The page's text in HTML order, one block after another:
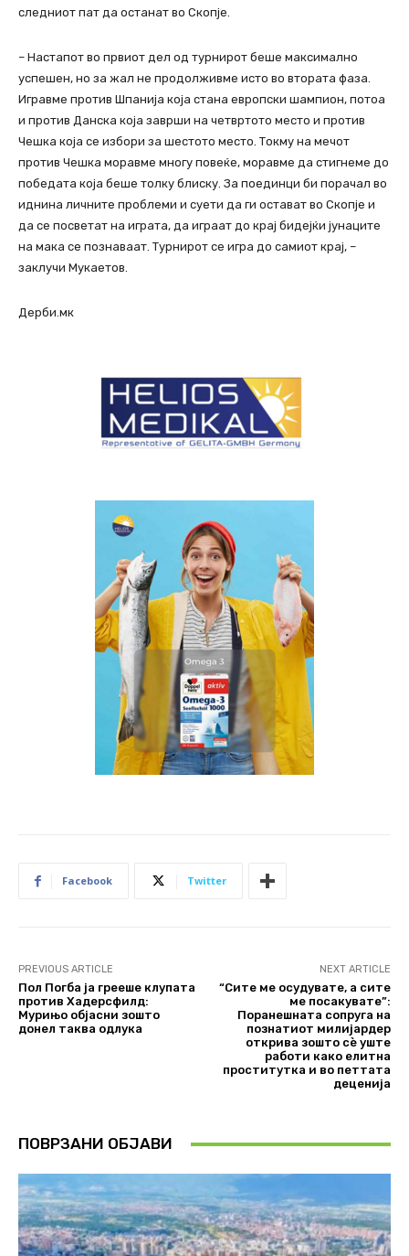
следниот пат да останат во Скопје.
– Настапот во првиот дел од турнирот беше максимално
успешен, но за жал не продолживме исто во втората фаза.
Игравме против Шпанија која стана европски шампион, потоа
и против Данска која заврши на четвртото место и против
Чешка која се избори за шестото место. Токму на мечот
против Чешка моравме многу повеќе, моравме да стигнеме до
победата која беше толку блиску. За поединци би порачал во
иднина личните проблеми и суети да ги остават во Скопје и
да се посветат на играта, да играат до крај бидејќи јунаците
на мака се познаваат. Турнирот се игра до самиот крај, –
заклучи Мукаетов.
Дерби.мк
Facebook Twitter
PREVIOUS ARTICLE
Пол Погба ја грееше клупата
против Хадерсфилд:
Мурињо објасни зошто
донел таква одлука
NEXT ARTICLE
“Сите ме осудувате, а сите
ме посакувате”:
Поранешната сопруга на
познатиот милијардер
открива зошто сè уште
работи како елитна
проститутка и во петтата
деценија
ПОВРЗАНИ ОБЈАВИ